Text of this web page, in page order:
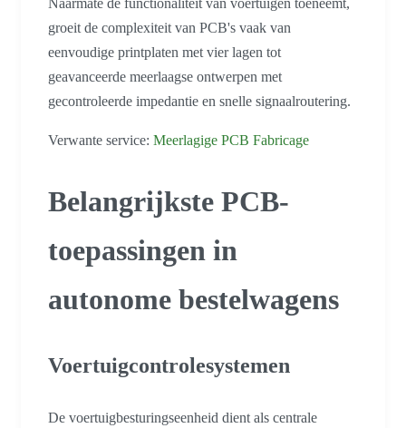
Naarmate de functionaliteit van voertuigen toeneemt,
groeit de complexiteit van PCB's vaak van
eenvoudige printplaten met vier lagen tot
geavanceerde meerlaagse ontwerpen met
gecontroleerde impedantie en snelle signaalroutering.
Verwante service: Meerlagige PCB Fabricage
Belangrijkste PCB-
toepassingen in
autonome bestelwagens
Voertuigcontrolesystemen
De voertuigbesturingseenheid dient als centrale